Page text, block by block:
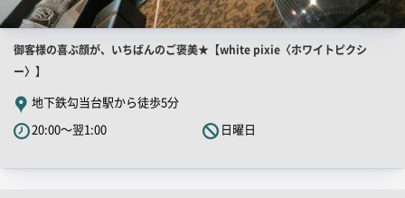
店
舗
PR
キ
ャ
御客様の喜ぶ顔が、いちばんのご褒美★【white pixie〈ホワイトピクシ
ー〉】
地下鉄勾当台駅から徒歩5分
20:00～翌1:00
日曜日